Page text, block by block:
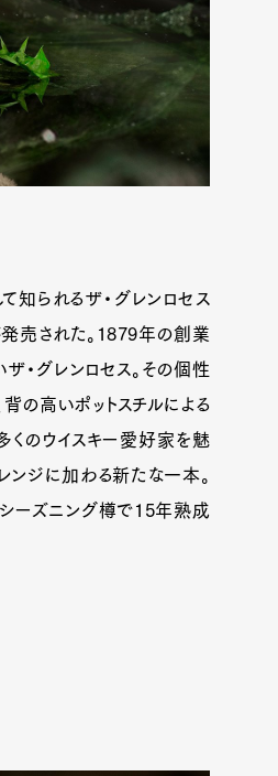
知られるザ・グレンロセス
発売された。1879年の創業
・グレンロセス。その個性
の高いポットスチルによる
くのウイスキー愛好家を魅
ンジに加わる新たな一本。
シーズニング樽で15年熟成